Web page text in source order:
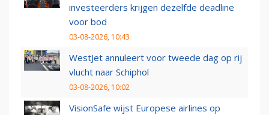
investeerders krijgen dezelfde deadline
voor bod
03-08-2026, 10:43
WestJet annuleert voor tweede dag op rij
vlucht naar Schiphol
03-08-2026, 10:02
VisionSafe wijst Europese airlines op